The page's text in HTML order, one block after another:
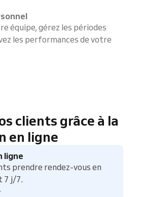
équipe, gérez les périodes
les performances de votre
clients grâce à la
en ligne
ligne
prendre rendez-vous en
7 j/7.